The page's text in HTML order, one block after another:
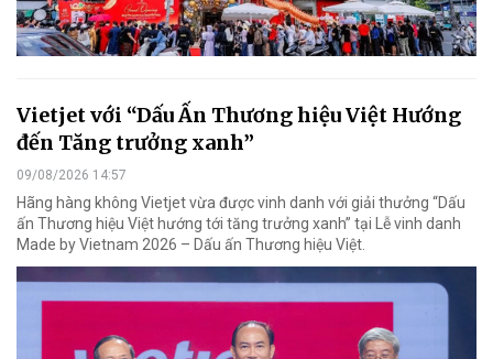
Vietjet với “Dấu Ấn Thương hiệu Việt Hướng
đến Tăng trưởng xanh”
09/08/2026 14:57
Hãng hàng không Vietjet vừa được vinh danh với giải thưởng “Dấu
ấn Thương hiệu Việt hướng tới tăng trưởng xanh” tại Lễ vinh danh
Made by Vietnam 2026 – Dấu ấn Thương hiệu Việt.